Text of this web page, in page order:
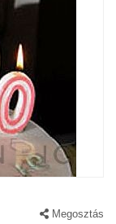
Megosztás